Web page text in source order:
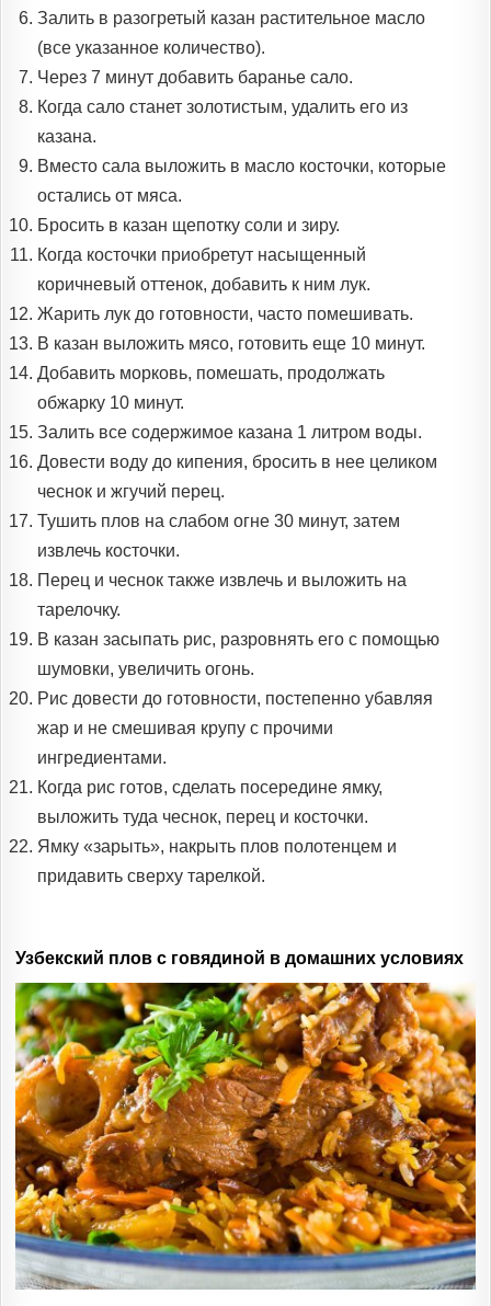
Залить в разогретый казан растительное масло
(все указанное количество).
Через 7 минут добавить баранье сало.
Когда сало станет золотистым, удалить его из
казана.
Вместо сала выложить в масло косточки, которые
остались от мяса.
Бросить в казан щепотку соли и зиру.
Когда косточки приобретут насыщенный
коричневый оттенок, добавить к ним лук.
Жарить лук до готовности, часто помешивать.
В казан выложить мясо, готовить еще 10 минут.
Добавить морковь, помешать, продолжать
обжарку 10 минут.
Залить все содержимое казана 1 литром воды.
Довести воду до кипения, бросить в нее целиком
чеснок и жгучий перец.
Тушить плов на слабом огне 30 минут, затем
извлечь косточки.
Перец и чеснок также извлечь и выложить на
тарелочку.
В казан засыпать рис, разровнять его с помощью
шумовки, увеличить огонь.
Рис довести до готовности, постепенно убавляя
жар и не смешивая крупу с прочими
ингредиентами.
Когда рис готов, сделать посередине ямку,
выложить туда чеснок, перец и косточки.
Ямку «зарыть», накрыть плов полотенцем и
придавить сверху тарелкой.
Узбекский плов с говядиной в домашних условиях